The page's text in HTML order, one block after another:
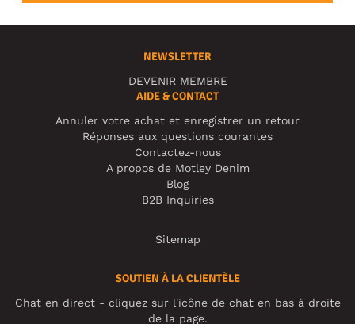
NEWSLETTER
DEVENIR MEMBRE
AIDE & CONTACT
Annuler votre achat et enregistrer un retour
Réponses aux questions courantes
Contactez-nous
A propos de Motley Denim
Blog
B2B Inquiries
Sitemap
SOUTIEN À LA CLIENTÈLE
Chat en direct - cliquez sur l'icône de chat en bas à droite
de la page.